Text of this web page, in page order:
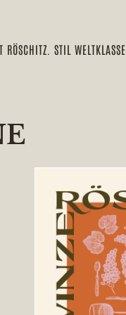
STIL WELTKLASSE.